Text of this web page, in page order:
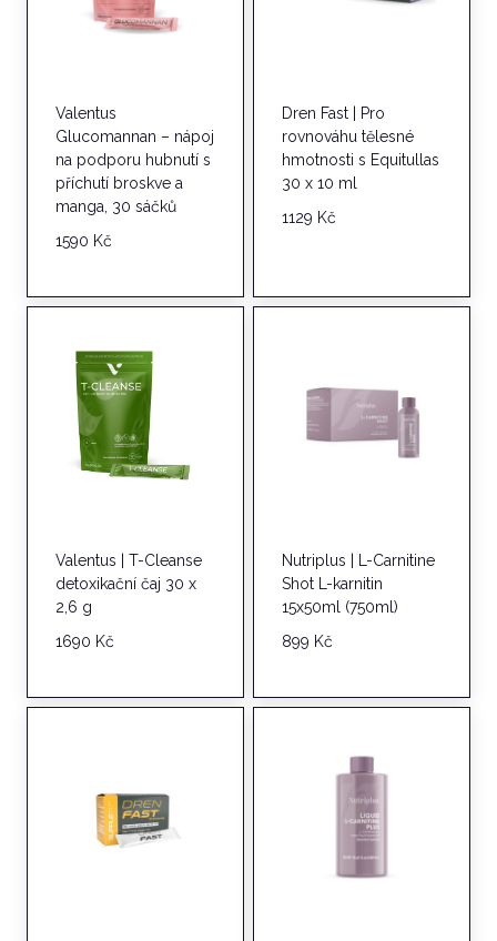
Valentus
Glucomannan – nápoj
na podporu hubnutí s
příchutí broskve a
manga, 30 sáčků
1590 Kč
Dren Fast | Pro
rovnováhu tělesné
hmotnosti s Equitullas
30 x 10 ml
1129 Kč
Valentus | T-Cleanse
detoxikační čaj 30 x
2,6 g
1690 Kč
Nutriplus | L-Carnitine
Shot L-karnitin
15x50ml (750ml)
899 Kč